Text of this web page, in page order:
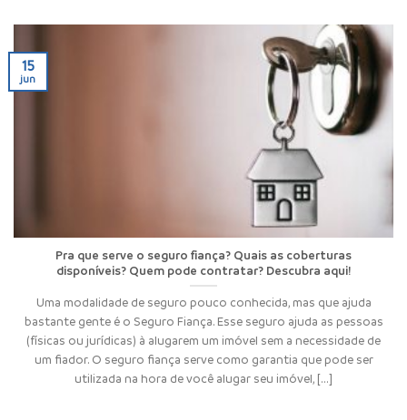
Pra que serve o seguro fiança? Quais as coberturas
disponíveis? Quem pode contratar? Descubra aqui!
Uma modalidade de seguro pouco conhecida, mas que ajuda
bastante gente é o Seguro Fiança. Esse seguro ajuda as pessoas
(físicas ou jurídicas) à alugarem um imóvel sem a necessidade de
um fiador. O seguro fiança serve como garantia que pode ser
utilizada na hora de você alugar seu imóvel, [...]
15
jun